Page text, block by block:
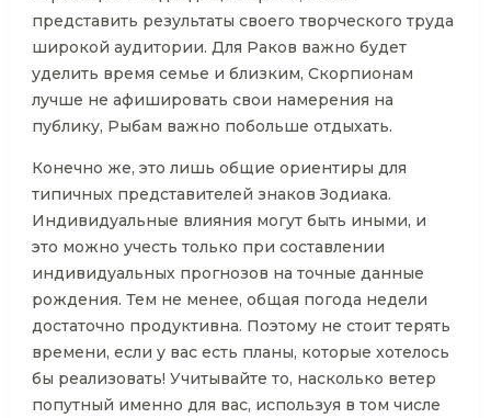
представить результаты своего творческого труда
широкой аудитории. Для Раков важно будет
уделить время семье и близким, Скорпионам
лучше не афишировать свои намерения на
публику, Рыбам важно побольше отдыхать.
Конечно же, это лишь общие ориентиры для
типичных представителей знаков Зодиака.
Индивидуальные влияния могут быть иными, и
это можно учесть только при составлении
индивидуальных прогнозов на точные данные
рождения. Тем не менее, общая погода недели
достаточно продуктивна. Поэтому не стоит терять
времени, если у вас есть планы, которые хотелось
бы реализовать! Учитывайте то, насколько ветер
попутный именно для вас, используя в том числе